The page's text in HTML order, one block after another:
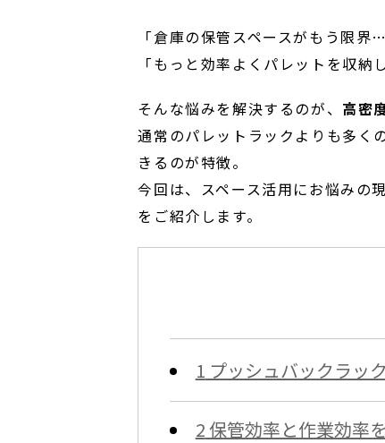
「倉庫の保管スペースがもう限界…
「もっと効率よくパレットを収納
そんな悩みを解決するのが、 高密
通常のパレットラックよりも多く
きるのが特徴。
今回は、スペース活用にお悩みの
をご紹介します。
1 プッシュバックラッ
2保管効率と作業効率